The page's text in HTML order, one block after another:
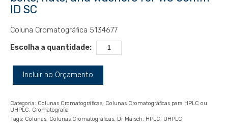
ID SC
Coluna Cromatográfica 5134677
Escolha a quantidade:
Incluir no Orçamento
Categoria: Colunas Cromatográficas Colunas Cromatográficas para HPLC ou
UHPLC
Cromatografia
Tags: Colunas Colunas Cromatográficas Dr Maisch HPLC UHPLC